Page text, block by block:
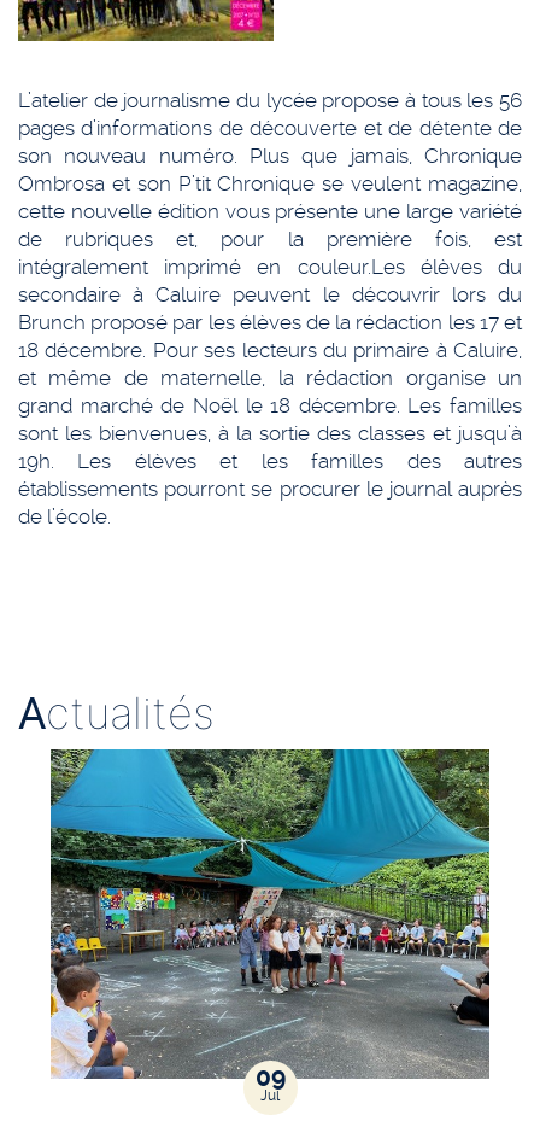
L’atelier de journalisme du lycée propose à tous les 56
pages d’informations de découverte et de détente de
son nouveau numéro. Plus que jamais, Chronique
Ombrosa et son P’tit Chronique se veulent magazine,
cette nouvelle édition vous présente une large variété
de rubriques et, pour la première fois, est
intégralement imprimé en couleur.Les élèves du
secondaire à Caluire peuvent le découvrir lors du
Brunch proposé par les élèves de la rédaction les 17 et
18 décembre. Pour ses lecteurs du primaire à Caluire,
et même de maternelle, la rédaction organise un
grand marché de Noël le 18 décembre. Les familles
sont les bienvenues, à la sortie des classes et jusqu’à
19h. Les élèves et les familles des autres
établissements pourront se procurer le journal auprès
de l’école.
Actualités
09
Jul